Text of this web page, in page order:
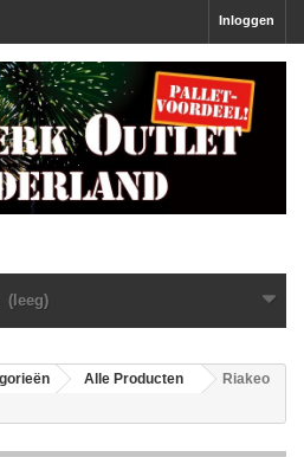
Inloggen
(leeg)
Alle Producten
Riakeo